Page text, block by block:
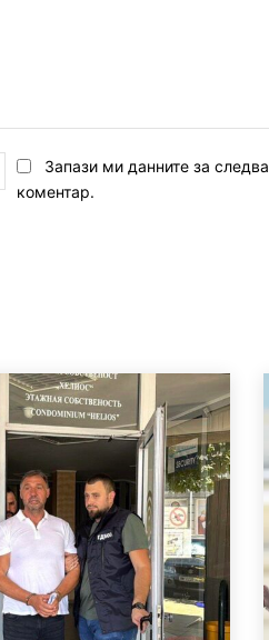
Email:*Запази ми данните за
коментар.